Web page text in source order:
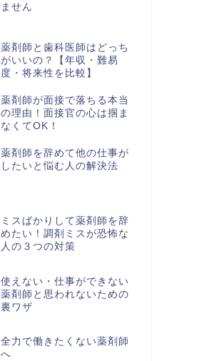
ません
薬剤師と歯科医師はどっち
がいいの？【年収・難易
度・将来性を比較】
薬剤師が面接で落ちる本当
の理由！面接官の心は掴ま
なくてOK！
薬剤師を辞めて他の仕事が
したいと悩む人の解決法
ミスばかりして薬剤師を辞
めたい！調剤ミスが恐怖な
人の３つの対策
使えない・仕事ができない
薬剤師と思われないための
裏ワザ
全力で働きたくない薬剤師
へ